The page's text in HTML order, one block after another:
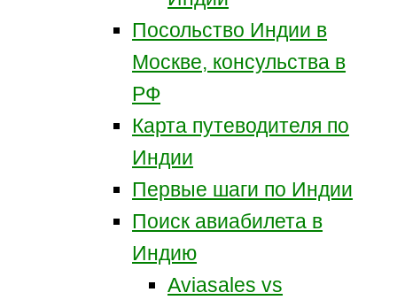
Посольство Индии в
Москве, консульства в
РФ
Карта путеводителя по
Индии
Первые шаги по Индии
Поиск авиабилета в
Индию
Aviasales vs